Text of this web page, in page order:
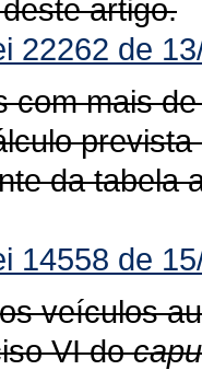
artigo.
22262 de
com mais
da tabela
14558 de
veículos
VI do